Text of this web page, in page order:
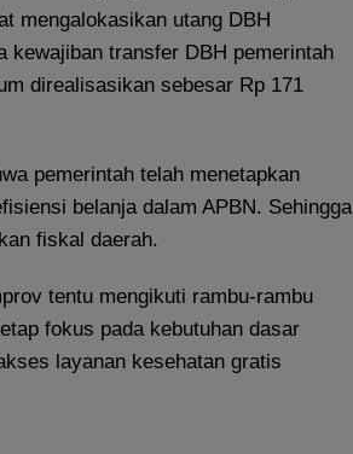
mengalokasikan utang DBH
kewajiban transfer DBH pemerintah
direalisasikan sebesar Rp 171
pemerintah telah menetapkan
belanja dalam APBN. Sehingga
fiskal daerah.
tentu mengikuti rambu-rambu
fokus pada kebutuhan dasar
layanan kesehatan gratis